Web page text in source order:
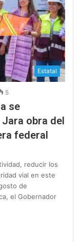
Estatal
5
se
obra del
federal
reducir los
vial en este
de
el Gobernador